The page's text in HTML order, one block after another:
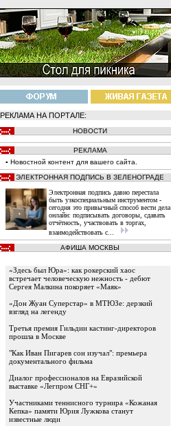
РЕКЛАМА НА ПОРТАЛЕ:
НОВОСТИ
РЕКЛАМА
▪ Новостной контент для вашего сайта.
ЭЛЕКТРОННАЯ ПОДПИСЬ В ЗЕЛЕНОГРАДЕ
Электронная подпись давно перестала
быть узкоспециальным инструментом -
сегодня это привычный способ вести дела
онлайн: подписывать договоры, сдавать
отчётность, участвовать в торгах,
взаимодействовать с...
АФИША МОСКВЫ
«Здесь был Юра»: как рокерский хаос
встречает человеческую нежность - дебют
Сергея Малкина покоряет «Маяк»
«Дон Жуан Суперстар» в МТЮЗе: дерзкий
взгляд на легенду
Третья премия Гильдии кастинг-директоров
прошла в Москве
"Как Иван Пигарев сон изучал": премьера
документального фильма
Диалог профессионалов на Евразийской
выставке «Легпром СНГ+»
Участниками теннисного турнира «Кожаная
Кепка» памяти Юрия Лужкова станут
известные люди